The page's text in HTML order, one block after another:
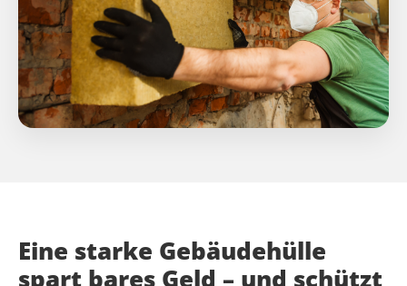
Eine starke Gebäudehülle
spart bares Geld – und schützt